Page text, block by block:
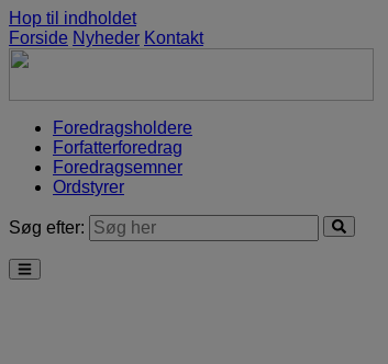
Hop til indholdet
Forside Nyheder Kontakt
Foredragsholdere
Forfatterforedrag
Foredragsemner
Ordstyrer
Søg efter: